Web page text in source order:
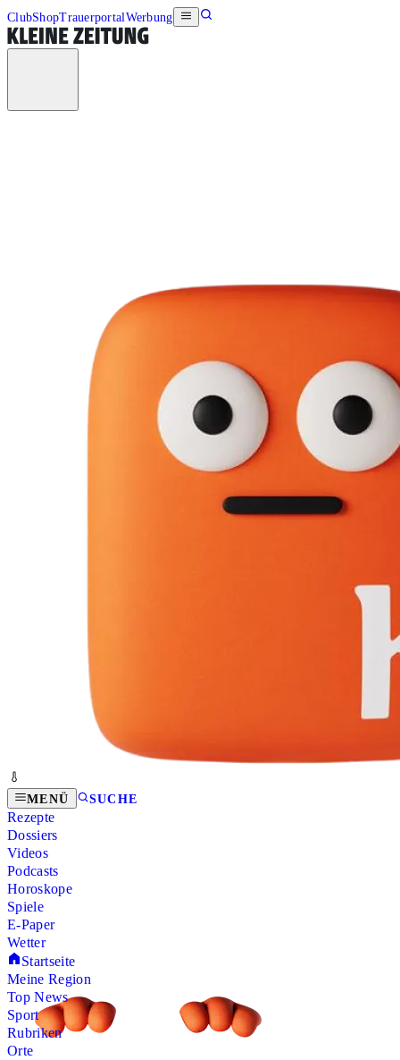
ClubShopTrauerportalWerbung
MENÜ SUCHE
Rezepte
Dossiers
Videos
Podcasts
Horoskope
Spiele
E-Paper
Wetter
Startseite
Meine Region
Top News
Sport
Rubriken
Orte